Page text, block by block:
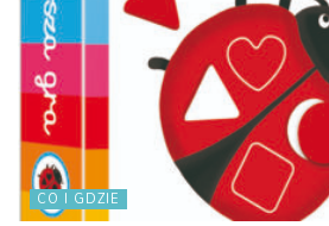
CO I GDZIE